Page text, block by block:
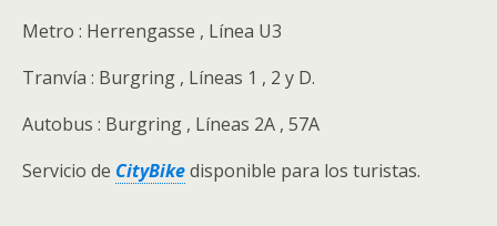
Metro : Herrengasse , Línea U3
Tranvía : Burgring , Líneas 1 , 2 y D.
Autobus : Burgring , Líneas 2A , 57A
Servicio de CityBikedisponible para los turistas.